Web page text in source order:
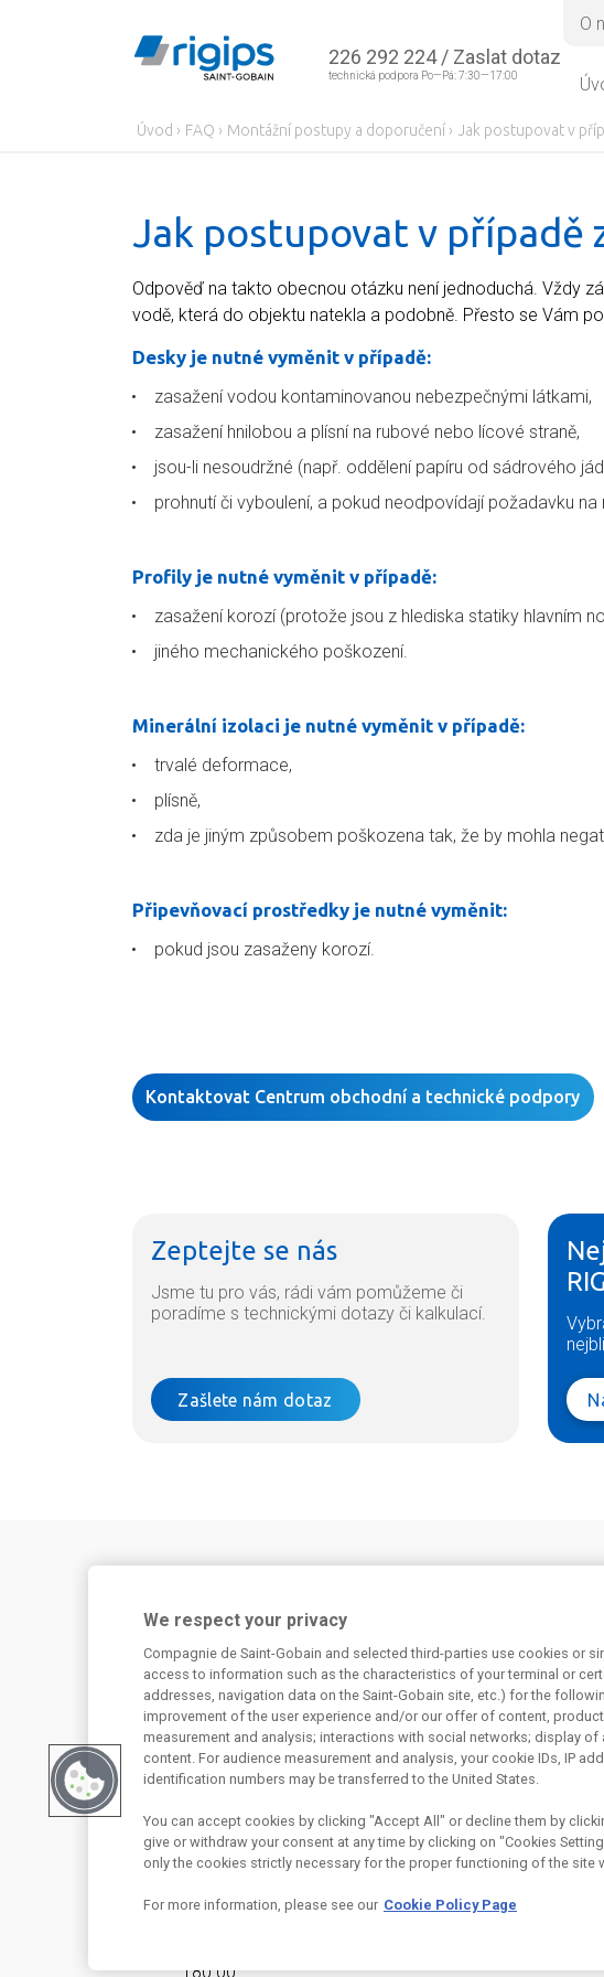
226 292 224/ Zaslat dotaz
technická podpora Po—Pá: 7:30—17:00
O
Úvod › FAQ › Montážní postupy a doporučení › Jak postupovat v
Jak postupovat v případě
Odpověď na takto obecnou otázku není jednoduchá. Vždy
vodě, která do objektu natekla a podobně. Přesto se Vám
Desky je nutné vyměnit v případě:
zasažení vodou kontaminovanou nebezpečnými látkami,
zasažení hnilobou a plísní na rubové nebo lícové straně,
jsou-li nesoudržné (např. oddělení papíru od sádrového
prohnutí či vyboulení, a pokud neodpovídají požadavku
Profily je nutné vyměnit v případě:
zasažení korozí (protože jsou z hlediska statiky hlavním
jiného mechanického poškození.
Minerální izolaci je nutné vyměnit v případě:
trvalé deformace,
plísně,
zda je jiným způsobem poškozena tak, že by mohla
Připevňovací prostředky je nutné vyměnit:
pokud jsou zasaženy korozí.
Kontaktovat Centrum obchodní a technické podpory
Zeptejte se nás
Jsme tu pro vás, rádi vám pomůžeme či
poradíme s technickými dotazy či kalkulací.
Zašlete nám dotaz
Potřebujete poradit?
Máte dotaz k našim produktům, či jejich využití v
konstrukcích? Neváhejte nás kontaktovat.
Centrum technické podpory
226 292 224 Zaslat dotaz
180 00
We respect your privacy
Compagnie de Saint-Gobain and selected third-parties use cookies or
access to information such as the characteristics of your terminal or
addresses, navigation data on the Saint-Gobain site, etc.) for the
improvement of the user experience and/or our offer of content,
measurement and analysis; interactions with social networks; display
content. For audience measurement and analysis, your cookie IDs, IP
identification numbers may be transferred to the United States.
You can accept cookies by clicking "Accept All" or decline them by
give or withdraw your consent at any time by clicking on "Cookies
only the cookies strictly necessary for the proper functioning of the site
For more information, please see our Cookie Policy Page